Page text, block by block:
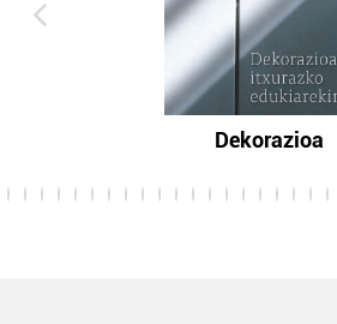
Dekorazioa